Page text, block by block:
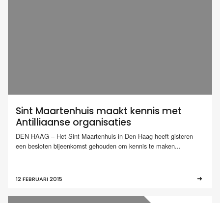
Sint Maartenhuis maakt kennis met
Antilliaanse organisaties
DEN HAAG – Het Sint Maartenhuis in Den Haag heeft gisteren
een besloten bijeenkomst gehouden om kennis te maken...
12 FEBRUARI 2015